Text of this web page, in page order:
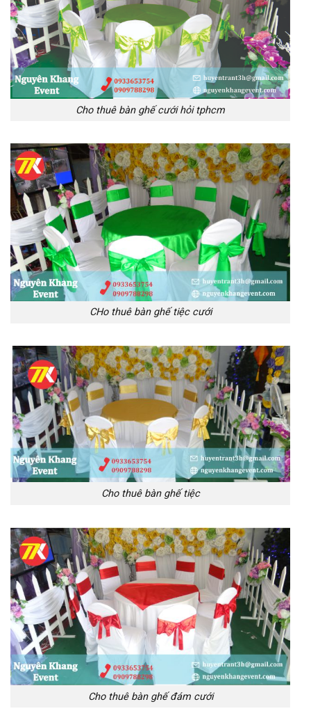
Cho thuê bàn ghế cưới hỏi tphcm
CHo thuê bàn ghế tiệc cưới
Cho thuê bàn ghế tiệc
Cho thuê bàn ghế đám cưới